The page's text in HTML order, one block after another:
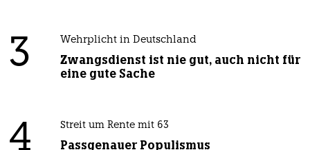
3 Wehrplicht in Deutschland
Zwangsdienst ist nie gut, auch nicht für
eine gute Sache
4 Streit um Rente mit 63
Passgenauer Populismus